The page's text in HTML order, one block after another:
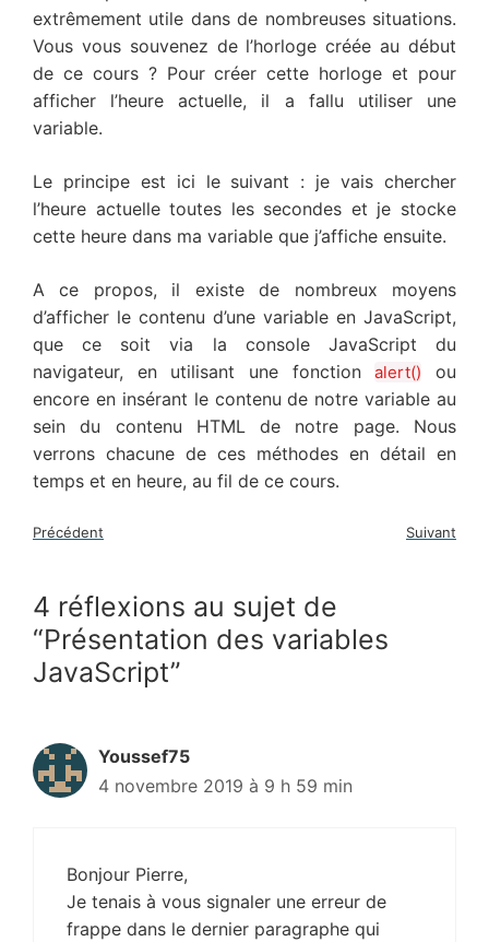
extrêmement utile dans de nombreuses situations.
Vous vous souvenez de l’horloge créée au début
de ce cours ? Pour créer cette horloge et pour
afficher l’heure actuelle, il a fallu utiliser une
variable.
Le principe est ici le suivant : je vais chercher
l’heure actuelle toutes les secondes et je stocke
cette heure dans ma variable que j’affiche ensuite.
A ce propos, il existe de nombreux moyens
d’afficher le contenu d’une variable en JavaScript,
que ce soit via la console JavaScript du
navigateur, en utilisant une fonctionalert() ou
encore en insérant le contenu de notre variable au
sein du contenu HTML de notre page. Nous
verrons chacune de ces méthodes en détail en
temps et en heure, au fil de ce cours.
Précédent Suivant
4 réflexions au sujet de
“Présentation des variables
JavaScript”
Youssef75
4 novembre 2019 à 9 h 59 min
Bonjour Pierre,
Je tenais à vous signaler une erreur de
frappe dans le dernier paragraphe qui